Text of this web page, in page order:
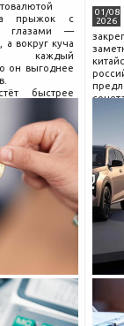
прыжок с
глазами —
а вокруг куча
каждый
он выгоднее
быстрее
на нём.
01/08
2026